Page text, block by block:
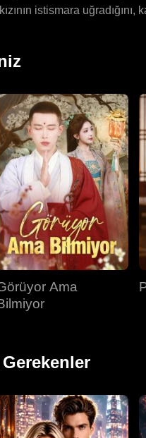
istismara
Ama